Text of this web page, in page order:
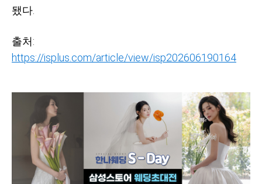
됐다.
출처:
https://isplus.com/article/view/isp202606190164